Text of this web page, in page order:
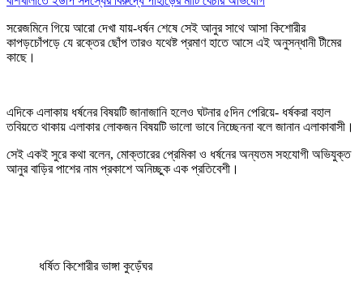
সরেজমিনে গিয়ে আরো দেখা যায়-ধর্ষন শেষে সেই আনুর সাথে আসা কিশোরীর
কাপড়চোঁপড়ে যে রক্তের ছোঁপ তারও যথেষ্ট প্রমাণ হাতে আসে এই অনুসন্ধানী টীমের
কাছে।
এদিকে এলাকায় ধর্ষনের বিষয়টি জানাজানি হলেও ঘটনার ৫দিন পেরিয়ে- ধর্ষকরা বহাল
তবিয়তে থাকায় এলাকার লোকজন বিষয়টি ভালো ভাবে নিচ্ছেননা বলে জানান এলাকাবাসী।
সেই একই সুরে কথা বলেন, মোক্তারের প্রেমিকা ও ধর্ষনের অন্যতম সহযোগী অভিযুক্ত
আনুর বাড়ির পাশের নাম প্রকাশে অনিচ্ছুক এক প্রতিবেশী।
ধর্ষিত কিশোরীর ভাঙ্গা কুড়েঁঘর